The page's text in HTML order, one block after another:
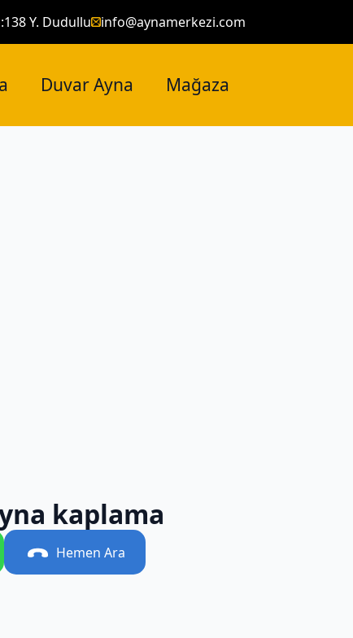
Y. Dudullu info@aynamerkezi.com
Duvar Ayna Mağaza
kaplama
Hemen Ara